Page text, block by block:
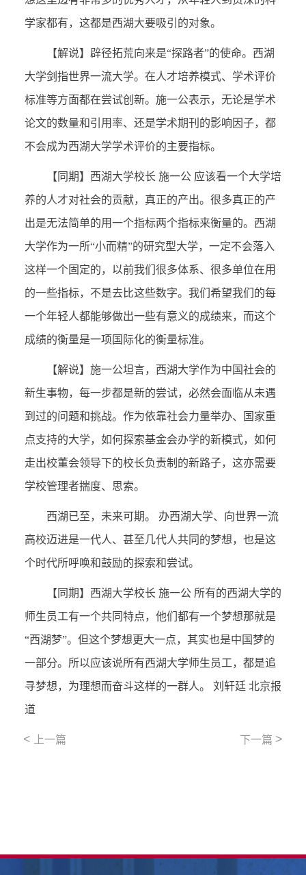
学家都有，这都是西湖大要吸引的对象。
【解说】辟径拓荒向来是“探路者”的使命。西湖
大学剑指世界一流大学。在人才培养模式、学术评价
标准等方面都在尝试创新。施一公表示，无论是学术
论文的数量和引用率、还是学术期刊的影响因子，都
不会成为西湖大学学术评价的主要指标。
【同期】西湖大学校长 施一公 应该看一个大学培
养的人才对社会的贡献，真正的产出。很多真正的产
出是无法简单的用一个指标两个指标来衡量的。西湖
大学作为一所“小而精”的研究型大学，一定不会落入
这样一个固定的，以前我们很多体系、很多单位在用
的一些指标，不是去比这些数字。我们希望我们的每
一个年轻人都能够做出一些有意义的成绩来，而这个
成绩的衡量是一项国际化的衡量标准。
【解说】施一公坦言，西湖大学作为中国社会的
新生事物，每一步都是新的尝试，必然会面临从未遇
到过的问题和挑战。作为依靠社会力量举办、国家重
点支持的大学，如何探索基金会办学的新模式，如何
走出校董会领导下的校长负责制的新路子，这亦需要
学校管理者揣度、思索。
西湖已至，未来可期。 办西湖大学、向世界一流
高校迈进是一代人、甚至几代人共同的梦想，也是这
个时代所呼唤和鼓励的探索和尝试。
【同期】西湖大学校长 施一公 所有的西湖大学的
师生员工有一个共同特点，他们都有一个梦想那就是
“西湖梦”。但这个梦想更大一点，其实也是中国梦的
一部分。所以应该说所有西湖大学师生员工，都是追
寻梦想，为理想而奋斗这样的一群人。 刘轩廷 北京报
道
< 上一篇 下一篇 >